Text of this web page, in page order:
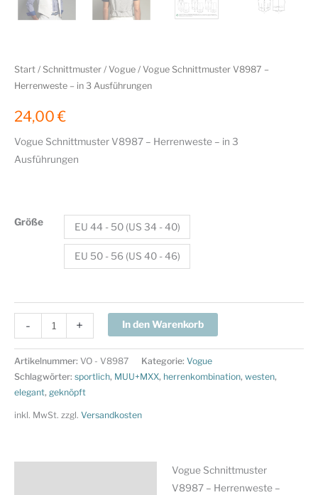
Start / Schnittmuster / Vogue / Vogue Schnittmuster V8987 –
Herrenweste – in 3 Ausführungen
24,00€
Vogue Schnittmuster V8987 – Herrenweste – in 3
Ausführungen
Größe EU 44 - 50 (US 34 - 40)
EU 50 - 56 (US 40 - 46)
-
Schnittmuster
V8987
-
Herrenweste
-
Ausführungen
+ In den Warenkorb
Artikelnummer: VO - V8987 Kategorie: Vogue
Schlagwörter: sportlich, MUU+MXX, herrenkombination, westen,
elegant, geknöpft
inkl. MwSt. zzgl. Versandkosten
Vogue Schnittmuster
V8987 – Herrenweste –